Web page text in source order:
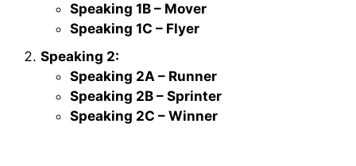
Speaking 1B – Mover
Speaking 1C – Flyer
Speaking 2:
Speaking 2A – Runner
Speaking 2B – Sprinter
Speaking 2C – Winner